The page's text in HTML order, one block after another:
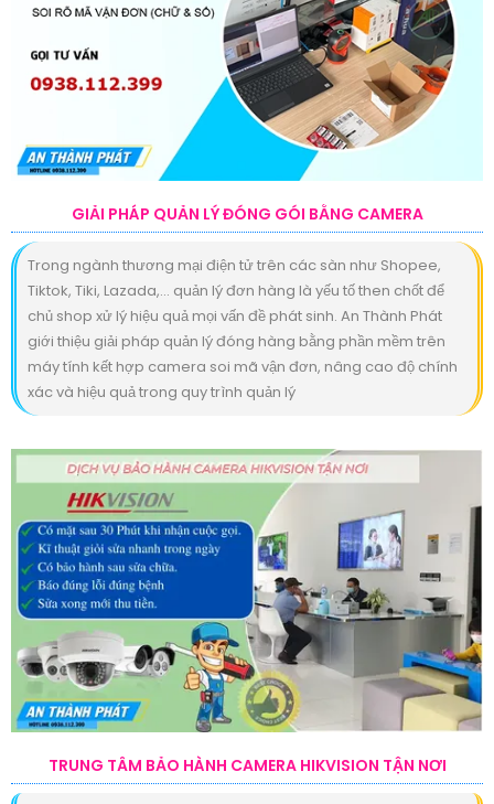
GIẢI PHÁP QUẢN LÝ ĐÓNG GÓI BẰNG CAMERA
Trong ngành thương mại điện tử trên các sàn như Shopee,
Tiktok, Tiki, Lazada,… quản lý đơn hàng là yếu tố then chốt để
chủ shop xử lý hiệu quả mọi vấn đề phát sinh. An Thành Phát
giới thiệu giải pháp quản lý đóng hàng bằng phần mềm trên
máy tính kết hợp camera soi mã vận đơn, nâng cao độ chính
xác và hiệu quả trong quy trình quản lý
TRUNG TÂM BẢO HÀNH CAMERA HIKVISION TẬN NƠI